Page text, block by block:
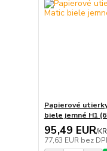
Papierové
biele jemné H1
95,49 EUR/
77,63 EUR bez